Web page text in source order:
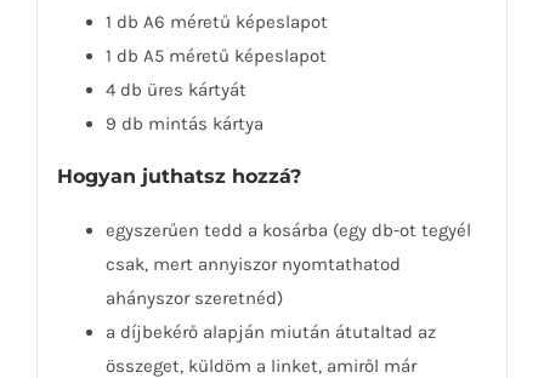
1 db A6 méretű képeslapot
1 db A5 méretű képeslapot
4 db üres kártyát
9 db mintás kártya
Hogyan juthatsz hozzá?
egyszerűen tedd a kosárba (egy db-ot tegyél
csak, mert annyiszor nyomtathatod
ahányszor szeretnéd)
a díjbekérő alapján miután átutaltad az
összeget, küldöm a linket, amiről már